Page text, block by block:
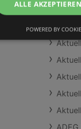
ALLE AKZEPTIEREN
POWERED BY